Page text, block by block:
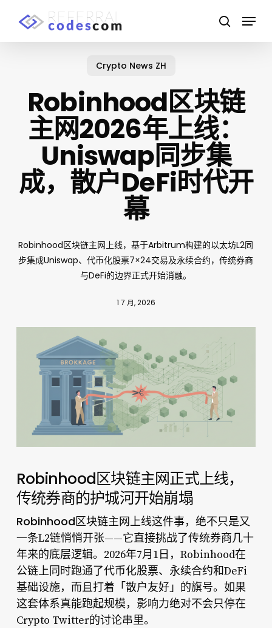
search
Menu
Crypto News ZH
Robinhood区块链
主网2026年上线：
Uniswap同步集
成，散户DeFi时代开
幕
Robinhood区块链主网上线，基于Arbitrum构建的以太坊L2同
步集成Uniswap、代币化股票7×24交易及永续合约，传统券商
与DeFi的边界正式开始消融。
1 7 月, 2026
Robinhood区块链主网正式上线，
传统券商的护城河开始崩塌
Robinhood区块链主网上线这件事，绝不只是又
一条L2链悄悄开张——它直接挑战了传统券商几十
年来的底层逻辑。2026年7月1日，Robinhood在
公链上同时跑通了代币化股票、永续合约和DeFi
基础设施，而且打着「散户友好」的旗号。如果
这套体系真能跑起规模，影响力绝对不会只停在
Crypto Twitter的讨论串里。